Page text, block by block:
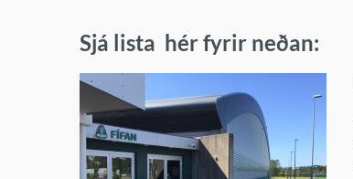
Sjá lista hér fyrir neðan: